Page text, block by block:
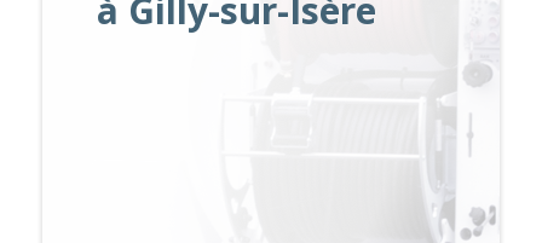
à Gilly-sur-Isère